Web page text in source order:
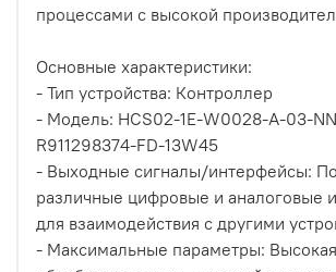
процессами с высокой
Основные характеристики:
- Тип устройства: Контроллер
- Модель: HCS02-1E-W0028-A-03-
R911298374-FD-13W45
- Выходные сигналы/интерфейсы:
различные цифровые и аналоговые
для взаимодействия с другими
- Максимальные параметры: